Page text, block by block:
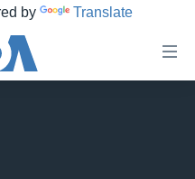
by Translate